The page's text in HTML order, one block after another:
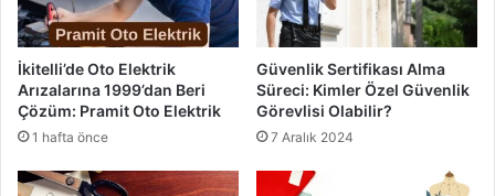
İkitelli’de Oto Elektrik
Arızalarına 1999’dan Beri
Çözüm: Pramit Oto Elektrik
1 hafta önce
Güvenlik Sertifikası Alma
Süreci: Kimler Özel Güvenlik
Görevlisi Olabilir?
7 Aralık 2024